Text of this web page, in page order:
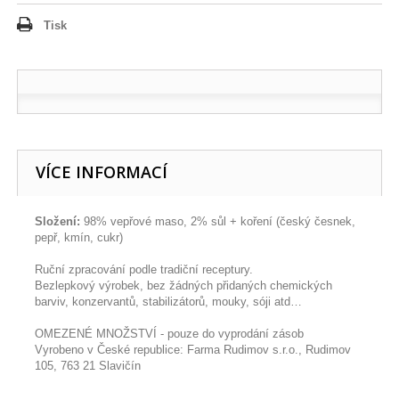
Tisk
VÍCE INFORMACÍ
Složení:98% vepřové maso, 2% sůl + koření (český česnek,
pepř, kmín, cukr)
Ruční zpracování podle tradiční receptury.
Bezlepkový výrobek, bez žádných přidaných chemických
barviv, konzervantů, stabilizátorů, mouky, sóji atd…
OMEZENÉ MNOŽSTVÍ - pouze do vyprodání zásob
Vyrobeno v České republice: Farma Rudimov s.r.o., Rudimov
105, 763 21 Slavičín